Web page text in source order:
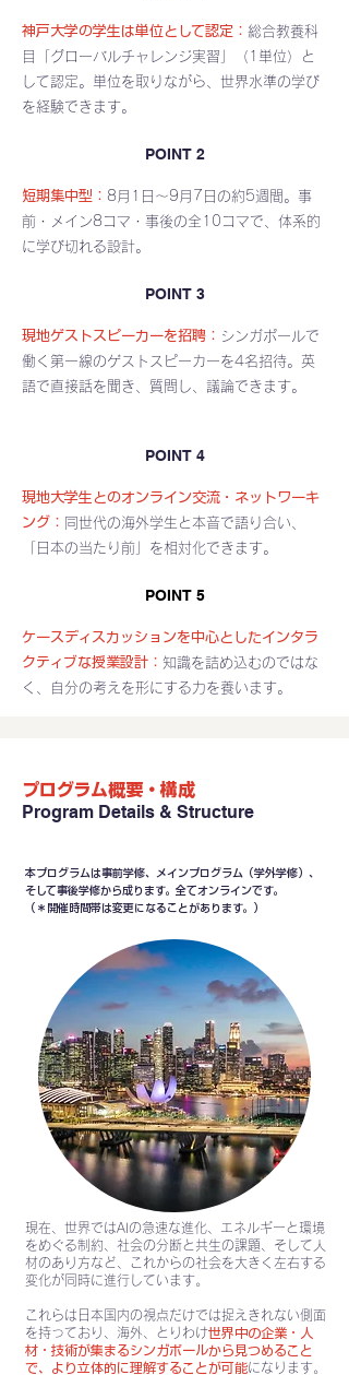
神戸大学の学生は単位として認定： 総合教養科
目「グローバルチャレンジ実習」（1単位）と
して認定。単位を取りながら、世界水準の学び
を経験できます。
POINT 2
短期集中型： 8月1日〜9月7日の約5週間。事
前・メイン8コマ・事後の全10コマで、体系的
に学び切れる設計。
POINT 3
現地ゲストスピーカーを招聘： シンガポールで
働く第一線のゲストスピーカーを4名招待。英
語で直接話を聞き、質問し、議論できます。
POINT 4
現地大学生とのオンライン交流・ネットワーキ
ング： 同世代の海外学生と本音で語り合い、
「日本の当たり前」を相対化できます。
POINT 5
ケースディスカッションを中心としたインタラ
クティブな授業設計： 知識を詰め込むのではな
く、自分の考えを形にする力を養います。
プログラム概要・構成
Program Details & Structure
本プログラムは事前学修、メインプログラム（学外学修）、
そして事後学修から成ります。全てオンラインです。
​（＊開催時間帯は変更になることがあります。）
現在、世界ではAIの急速な進化、エネルギーと環境
をめぐる制約、社会の分断と共生の課題、そして人
材のあり方など、これからの社会を大きく左右する
変化が同時に進行しています。
これらは日本国内の視点だけでは捉えきれない側面
を持っており、海外、とりわけ世界中の企業・人
材・技術が集まるシンガポールから見つめること
で、より立体的に理解することが可能になります。